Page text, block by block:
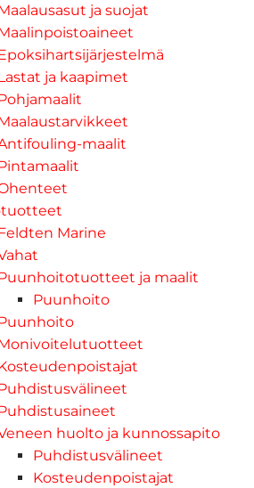
ja suojat
ja kaapimet
maalit
Marine
ja maalit
Puunhoito
huolto ja kunnossapito
Puhdistusvälineet
Kosteudenpoistajat